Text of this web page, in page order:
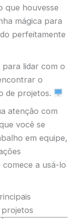
que houvesse
mágica para
perfeitamente
para lidar com o
o
de projetos.
atenção com
você se
em equipe,
a usá-lo